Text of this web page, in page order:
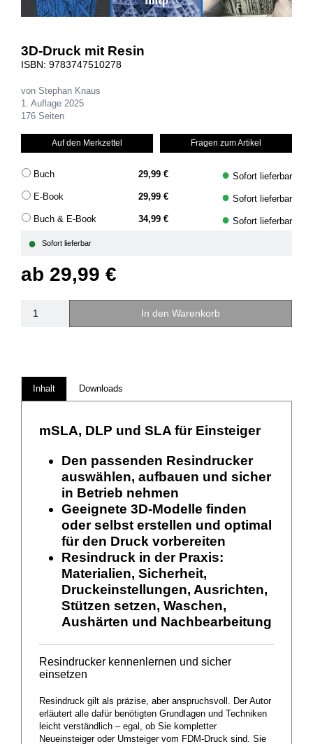
3D-Druck mit Resin
ISBN: 9783747510278
von Stephan Knaus
1. Auflage 2025
176 Seiten
Auf den Merkzettel Fragen zum Artikel
Buch 29,99 € ● Sofort lieferbar
E-Book 29,99 € ● Sofort lieferbar
Buch & E-Book 34,99 € ● Sofort lieferbar
● Sofort lieferbar
ab 29,99 €
In den Warenkorb
Inhalt Downloads
mSLA, DLP und SLA für Einsteiger
Den passenden Resindrucker
auswählen, aufbauen und sicher
in Betrieb nehmen
Geeignete 3D-Modelle finden
oder selbst erstellen und optimal
für den Druck vorbereiten
Resindruck in der Praxis:
Materialien, Sicherheit,
Druckeinstellungen, Ausrichten,
Stützen setzen, Waschen,
Aushärten und Nachbearbeitung
Resindrucker kennenlernen und sicher
einsetzen
Resindruck gilt als präzise, aber anspruchsvoll. Der Autor
erläutert alle dafür benötigten Grundlagen und Techniken
leicht verständlich – egal, ob Sie kompletter
Neueinsteiger oder Umsteiger vom FDM-Druck sind. Sie